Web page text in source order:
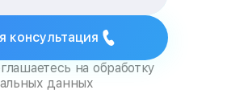
консультация
на обработку
данных